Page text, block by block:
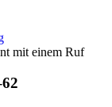
mit einem Ruf